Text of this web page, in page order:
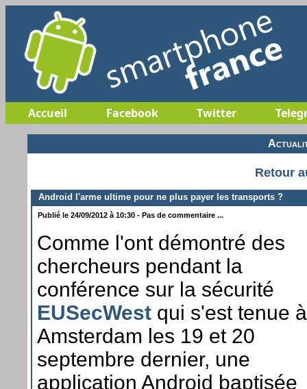
Accueil Facebook Twitter
Retour
Android l'arme ultime pour ne plus payer les transports ?
Publié le 24/09/2012 à 10:30 - Pas de commentaire ...
Comme l'ont démontré des
chercheurs pendant la
conférence sur la sécurité
EUSecWest qui s'est tenue à
Amsterdam les 19 et 20
septembre dernier, une
application Android baptisée